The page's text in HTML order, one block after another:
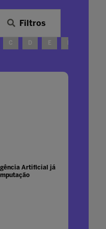
Filtros
C E
Artificial já